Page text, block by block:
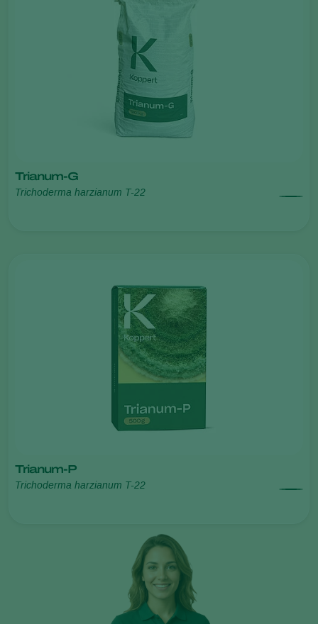
Trianum-G
Trichoderma harzianum T-22
Trianum-P
Trichoderma harzianum T-22